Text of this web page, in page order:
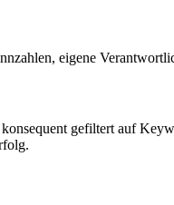
eigene
gefiltert auf